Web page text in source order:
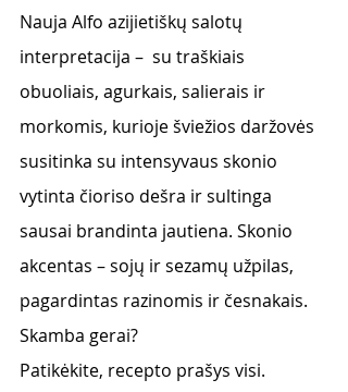
Nauja Alfo azijietiškų salotų
interpretacija –  su traškiais
obuoliais, agurkais, salierais ir
morkomis, kurioje šviežios daržovės
susitinka su intensyvaus skonio
vytinta čioriso dešra ir sultinga
sausai brandinta jautiena. Skonio
akcentas – sojų ir sezamų užpilas,
pagardintas razinomis ir česnakais.
Skamba gerai?
Patikėkite, recepto prašys visi.